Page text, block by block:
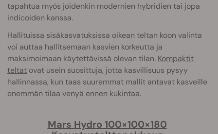
tapahtua myös joidenkin modernien hybridien tai jopa
indicoiden kanssa.
Hallituissa sisäkasvatuksissa oikean teltan koon valinta
voi auttaa hallitsemaan kasvien korkeutta ja
maksimoimaan käytettävissä olevan tilan. Kompaktit
teltat ovat usein suosittuja, jotta kasvillisuus pysyy
hallinnassa, kun taas suuremmat mallit antavat kasveille
enemmän tilaa venyä ennen kukintaa.
Mars Hydro 100×100×180